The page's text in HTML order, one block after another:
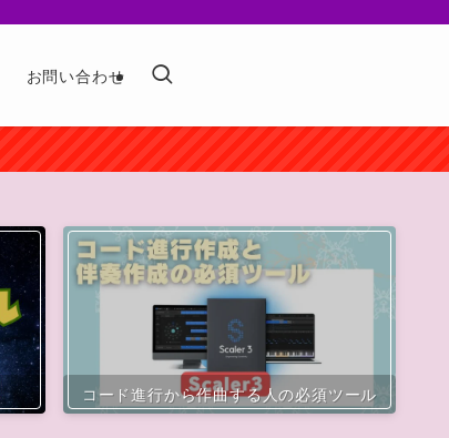
お問い合わせ
コード進行から作曲する人の必須ツール